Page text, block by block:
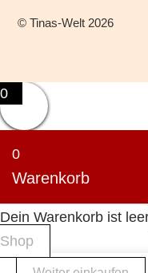
©Tinas-Welt 2026
0
0
Warenkorb
Dein Warenkorb ist
Shop